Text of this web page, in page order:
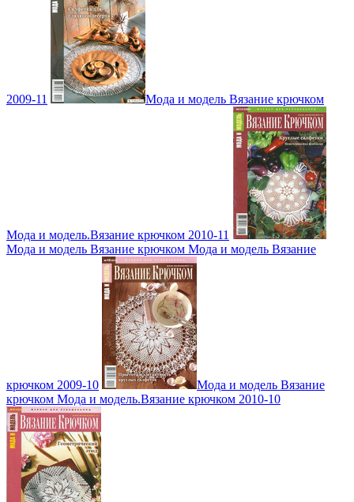
2009-11 Мода и модель Вязание крючком
Мода и модель.Вязание крючком 2010-11
Мода и модель Вязание крючком Мода и модель Вязание
крючком 2009-10
Мода и модель Вязание
крючком Мода и модель.Вязание крючком 2010-10